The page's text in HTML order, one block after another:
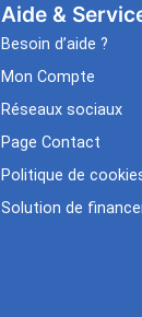
Aide &
Besoin d’aide ?
Mon Compte
Réseaux sociaux
Page Contact
Politique de
Solution de